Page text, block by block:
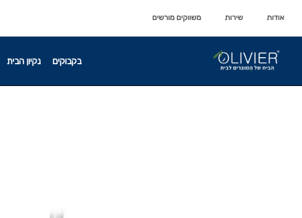
אודות שירות משווקים מורשים
בקבוקים נקיון הבית